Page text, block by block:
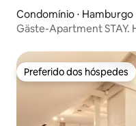
Condomínio ⋅ Hamburgo
Gäste-Apartment STAY.
Preferido dos hóspedes
Preferido dos hóspedes